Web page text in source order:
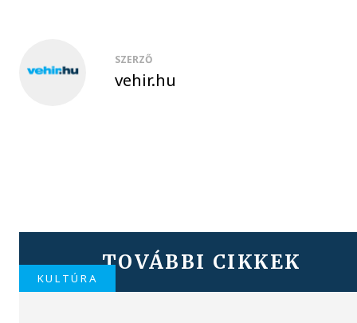
SZERZŐ
vehir.hu
TOVÁBBI CIKKEK
KULTÚRA